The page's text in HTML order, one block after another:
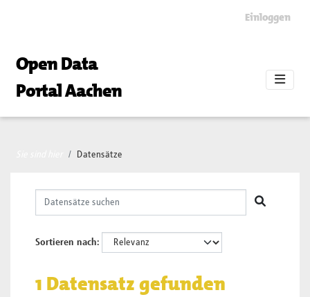
Einloggen
Open Data
Portal Aachen
Datensätze
Sortieren nach
1 Datensatz gefunden